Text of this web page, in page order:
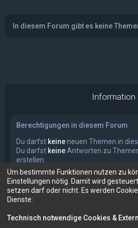
In diesem Forum gibt es keine
Information
Berechtigungen in diesem Forum
Du darfst keineneuen Themen in
Du darfst keineAntworten zu
erstellen.
Du darfst deine Beiträge in diesem
Du darfst deine Beiträge in diesem
Du darfstkeineDateianhänge in
Um bestimmte Funktionen nutzen zu
Einstellungen nötig. Damit wird
setzen darf oder nicht. Es werden
Dienste:
Technisch notwendige Cookies &